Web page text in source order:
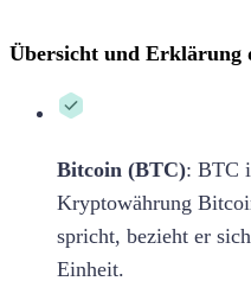
Übersicht und Erklärung
Bitcoin (BTC): BTC
Kryptowährung
spricht, bezieht er
Einheit.